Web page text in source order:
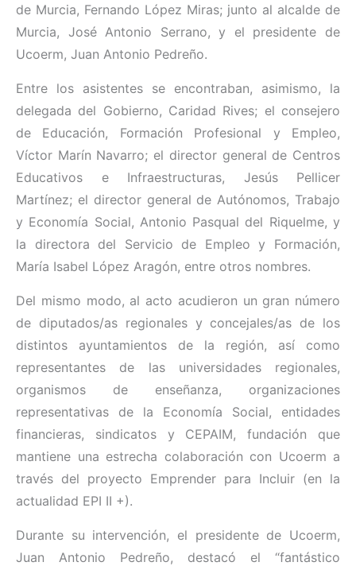
de Murcia, Fernando López Miras; junto al alcalde de
Murcia, José Antonio Serrano, y el presidente de
Ucoerm, Juan Antonio Pedreño.
Entre los asistentes se encontraban, asimismo, la
delegada del Gobierno, Caridad Rives; el consejero
de Educación, Formación Profesional y Empleo,
Víctor Marín Navarro; el director general de Centros
Educativos e Infraestructuras, Jesús Pellicer
Martínez; el director general de Autónomos, Trabajo
y Economía Social, Antonio Pasqual del Riquelme, y
la directora del Servicio de Empleo y Formación,
María Isabel López Aragón, entre otros nombres.
Del mismo modo, al acto acudieron un gran número
de diputados/as regionales y concejales/as de los
distintos ayuntamientos de la región, así como
representantes de las universidades regionales,
organismos de enseñanza, organizaciones
representativas de la Economía Social, entidades
financieras, sindicatos y CEPAIM, fundación que
mantiene una estrecha colaboración con Ucoerm a
través del proyecto Emprender para Incluir (en la
actualidad EPI II +).
Durante su intervención, el presidente de Ucoerm,
Juan Antonio Pedreño, destacó el “fantástico